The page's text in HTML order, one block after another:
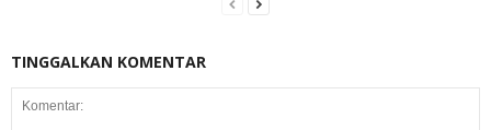
TINGGALKAN KOMENTAR